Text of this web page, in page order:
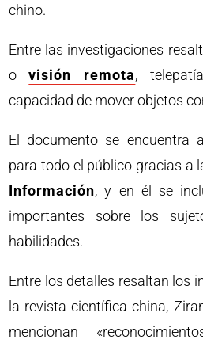
chino.
Entre las investigaciones
ovisión remota,
capacidad de mover objetos
El documento se encuentra
para todo el público gracias a
Información, y en él se
importantes sobre los
habilidades.
Entre los detalles resaltan los
la revista científica china,
mencionan